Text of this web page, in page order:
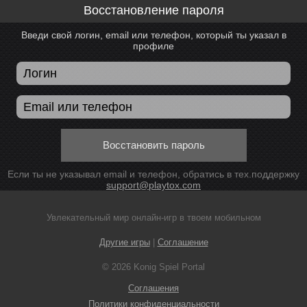
Восстановление пароля
Введи свой логин, email или телефон, который ты указал в
профиле
Восстановить пароль
Если ты не указывал email и телефон, обратись в тех.поддержку
support@playtox.com
Увлекательный мир онлайн-игр в твоем мобильном
Другие игры| Соглашение
© 2026 Konig Spiel Portal
Соглашения
Политики конфиденциальности